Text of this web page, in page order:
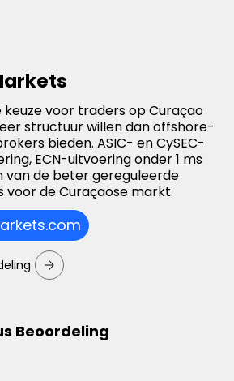
keuze voor traders op Curaçao
structuur willen dan offshore-
bieden. ASIC- en CySEC-
ECN-uitvoering onder 1 ms
van de beter gereguleerde
voor de Curaçaose markt.
Beoordeling